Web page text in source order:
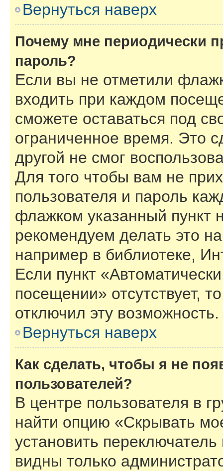
Вернуться наверх
Почему мне периодически
пароль?
Если вы не отметили
входить при каждом
сможете оставаться под
ограниченное время. Это
другой не смог
Для того чтобы вам не
пользователя и пароль
флажком указанный пункт
рекомендуем делать это
например в библиотеке,
Если пункт
посещении» отсутствует,
отключил эту возможность.
Вернуться наверх
Как сделать, чтобы я не
пользователей?
В центре пользователя в
найти опцию «Скрывать
установить
видны только